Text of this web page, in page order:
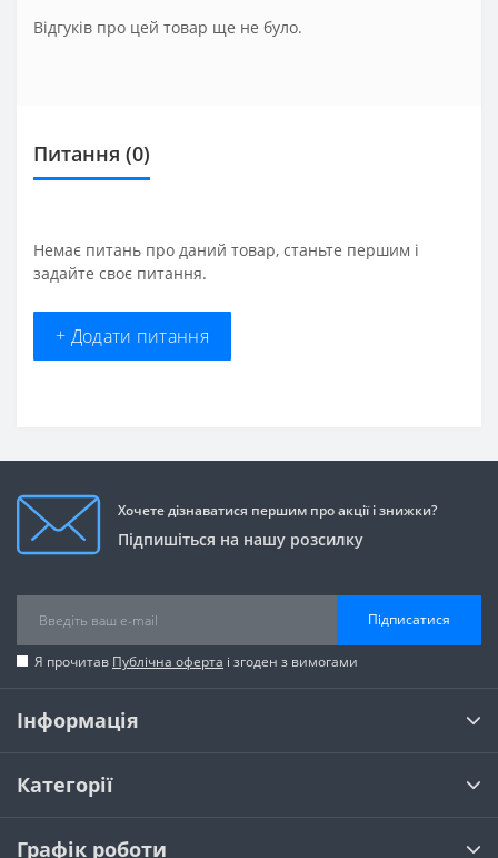
Відгуків про цей товар ще не було.
Питання (0)
Немає питань про даний товар, станьте першим і
задайте своє питання.
+ Додати питання
Хочете дізнаватися першим про акції і знижки?
Підпишіться на нашу розсилку
Підписатися
Я прочитав Публічна оферта і згоден з вимогами
Інформація
Категорії
Графік роботи